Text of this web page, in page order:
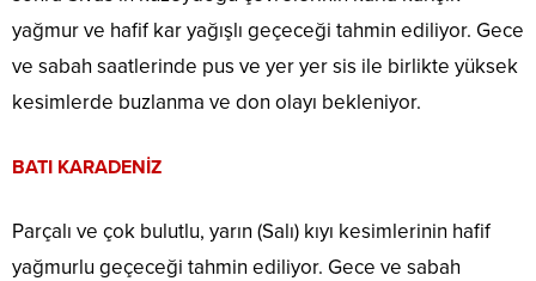
yağmur ve hafif kar yağışlı geçeceği tahmin ediliyor. Gece
ve sabah saatlerinde pus ve yer yer sis ile birlikte yüksek
kesimlerde buzlanma ve don olayı bekleniyor.
BATI KARADENİZ
Parçalı ve çok bulutlu, yarın (Salı) kıyı kesimlerinin hafif
yağmurlu geçeceği tahmin ediliyor. Gece ve sabah